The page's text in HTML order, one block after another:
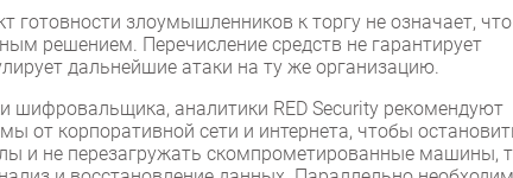
готовности злоумышленников к торгу не означает, что
решением. Перечисление средств не гарантирует
дальнейшие атаки на ту же организацию.
шифровальщика, аналитики RED Security рекомендуют
от корпоративной сети и интернета, чтобы
и не перезагружать скомпрометированные машины,